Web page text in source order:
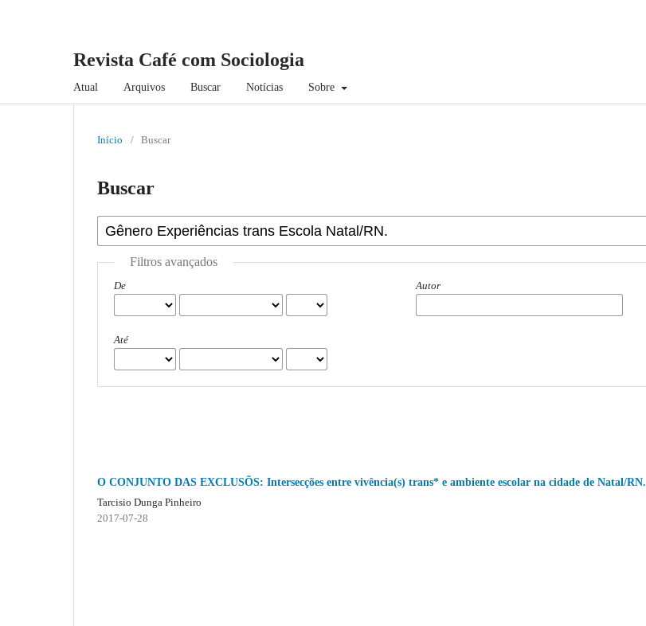
Revista Café com Sociologia
Atual Arquivos Buscar Notícias Sobre
Início / Buscar
Buscar
Filtros avançados
De
Até
Autor
O CONJUNTO DAS EXCLUSÕS: Intersecções entre vivência(s) trans* e ambiente escolar na cidade de Natal/RN.
Tarcisio Dunga Pinheiro
2017-07-28